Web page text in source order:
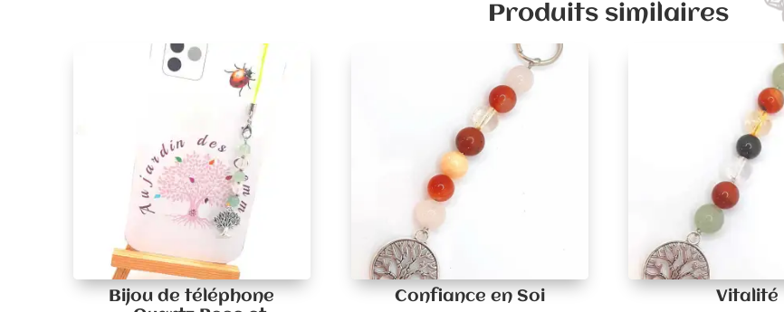
Produits similaires
Bijou de téléphone
Confiance en Soi
Vitalité